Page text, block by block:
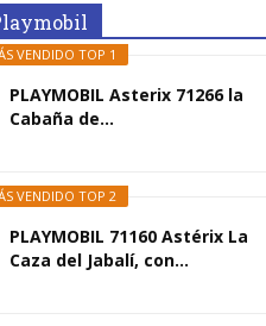
VENDIDO TOP 1
PLAYMOBIL Asterix 71266 la
Cabaña de...
VENDIDO TOP 2
PLAYMOBIL 71160 Astérix La
Caza del Jabalí, con...